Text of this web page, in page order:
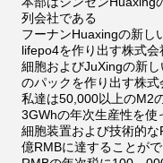
列会社である
フーナンHuaxingの新し
lifepo4を作り出す株式会
細胞およびJuXingの新
のパックを作り出す株式
私達は50,000以上のM2
3GWhの年次生産性を使
細胞装置および技術的
億RMBに達することがで